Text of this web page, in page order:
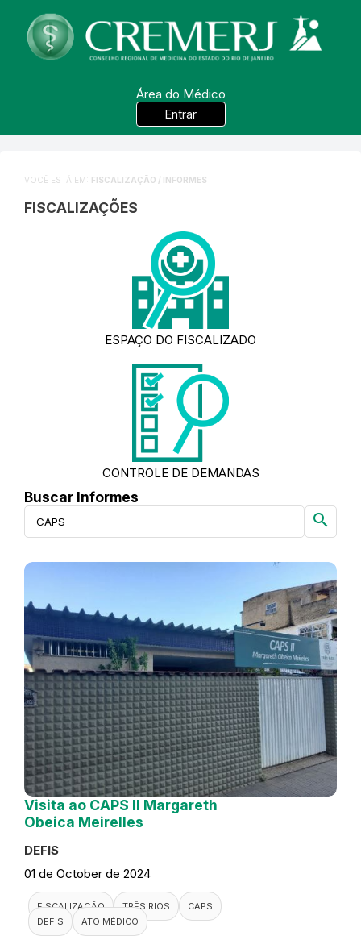
Área do Médico
Entrar
VOCÊ ESTÁ EM: FISCALIZAÇÃO / INFORMES
FISCALIZAÇÕES
ESPAÇO DO FISCALIZADO
CONTROLE DE DEMANDAS
Buscar Informes
search
Visita ao CAPS II Margareth
Obeica Meirelles
DEFIS
01 de October de 2024
FISCALIZAÇÃO TRÊS RIOS
CAPS
DEFIS
ATO MÉDICO